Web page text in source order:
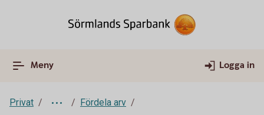
Meny Logga in
Privat
Fördela arv